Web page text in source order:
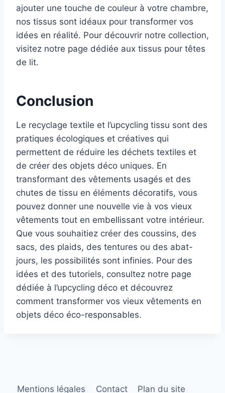
ajouter une touche de couleur à votre chambre,
nos tissus sont idéaux pour transformer vos
idées en réalité. Pour découvrir notre collection,
visitez notre page dédiée aux tissus pour têtes
de lit.
Conclusion
Le recyclage textile et l’upcycling tissu sont des
pratiques écologiques et créatives qui
permettent de réduire les déchets textiles et
de créer des objets déco uniques. En
transformant des vêtements usagés et des
chutes de tissu en éléments décoratifs, vous
pouvez donner une nouvelle vie à vos vieux
vêtements tout en embellissant votre intérieur.
Que vous souhaitiez créer des coussins, des
sacs, des plaids, des tentures ou des abat-
jours, les possibilités sont infinies. Pour des
idées et des tutoriels, consultez notre page
dédiée à l’upcycling déco et découvrez
comment transformer vos vieux vêtements en
objets déco éco-responsables.
Mentions légales Contact Plan du site